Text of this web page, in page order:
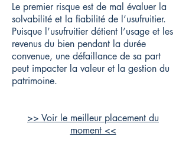
Le premier risque est de mal évaluer la
solvabilité et la fiabilité de l’usufruitier.
Puisque l’usufruitier détient l’usage et les
revenus du bien pendant la durée
convenue, une défaillance de sa part
peut impacter la valeur et la gestion du
patrimoine.
>> Voir le meilleur placement du
moment <<